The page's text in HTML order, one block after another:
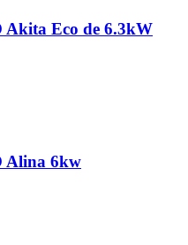
Akita Eco de 6.3kW
Alina 6kw